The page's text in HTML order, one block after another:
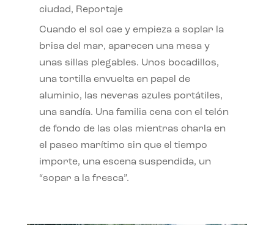
ciudad, Reportaje
Cuando el sol cae y empieza a soplar la
brisa del mar, aparecen una mesa y
unas sillas plegables. Unos bocadillos,
una tortilla envuelta en papel de
aluminio, las neveras azules portátiles,
una sandía. Una familia cena con el telón
de fondo de las olas mientras charla en
el paseo marítimo sin que el tiempo
importe, una escena suspendida, un
“sopar a la fresca”.